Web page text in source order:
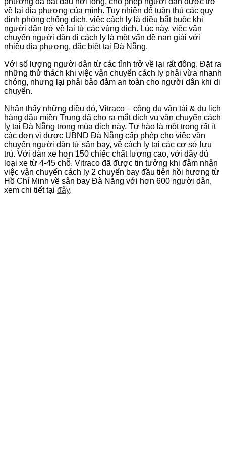
về lại địa phương của mình. Tuy nhiên để tuân thủ các quy
định phòng chống dịch, việc cách ly là điều bắt buộc khi
người dân trở về lại từ các vùng dịch. Lúc này, việc vận
chuyển người dân đi cách ly là một vấn đề nan giải với
nhiều địa phương, đặc biệt tại Đà Nẵng.
Với số lượng người dân từ các tỉnh trở về lại rất đông. Đặt ra
những thử thách khi việc vận chuyển cách ly phải vừa nhanh
chóng, nhưng lại phải bảo đảm an toàn cho người dân khi di
chuyển.
Nhận thấy những điều đó, Vitraco – công du vận tải & du lịch
hàng đầu miền Trung đã cho ra mắt dịch vụ vận chuyển cách
ly tại Đà Nẵng trong mùa dịch này. Tự hào là một trong rất ít
các đơn vị được UBND Đà Nẵng cấp phép cho việc vận
chuyển người dân từ sân bay, về cách ly tại các cơ sở lưu
trú. Với dàn xe hơn 150 chiếc chất lượng cao, với đầy đủ
loại xe từ 4-45 chỗ. Vitraco đã được tin tưởng khi đảm nhận
việc vận chuyển cách ly 2 chuyến bay đầu tiên hồi hương từ
Hồ Chí Minh về sân bay Đà Nẵng với hơn 600 người dân,
xem chi tiết tại đây.